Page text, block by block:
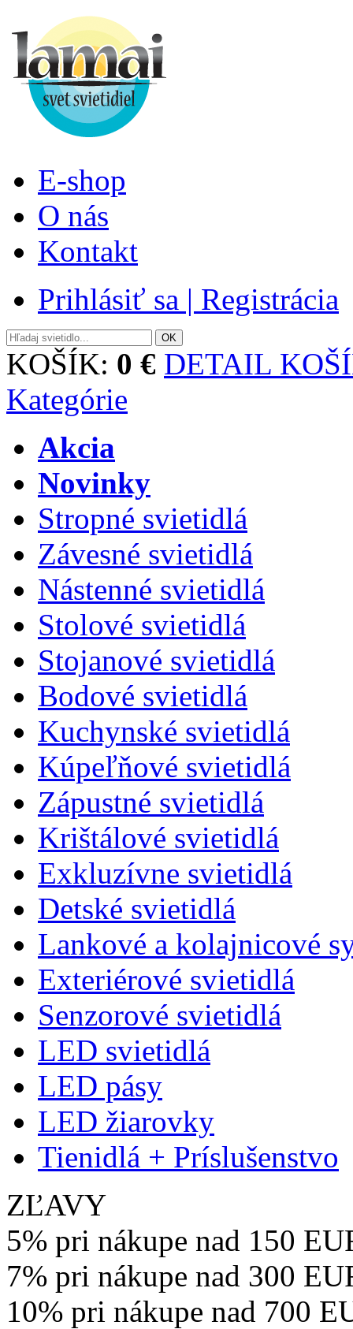
E-shop
O nás
Kontakt
Prihlásiť sa | Registrácia
KOŠÍK: 0 € DETAIL
Kategórie
Akcia
Novinky
Stropné svietidlá
Závesné svietidlá
Nástenné svietidlá
Stolové svietidlá
Stojanové svietidlá
Bodové svietidlá
Kuchynské svietidlá
Kúpeľňové svietidlá
Zápustné svietidlá
Krištálové svietidlá
Exkluzívne svietidlá
Detské svietidlá
Lankové a kolajnicové
Exteriérové svietidlá
Senzorové svietidlá
LED svietidlá
LED pásy
LED žiarovky
Tienidlá + Príslušenstvo
ZĽAVY
5% pri nákupe nad 150
7% pri nákupe nad 300
10% pri nákupe nad 700